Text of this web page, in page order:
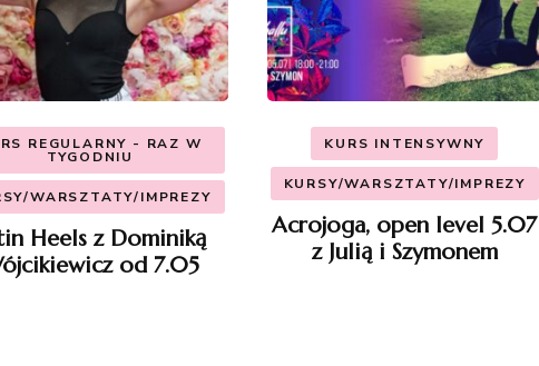
REGULARNY - RAZ W
TYGODNIU
WARSZTATY/IMPREZY
Heels z Dominiką
od 7.05
KURS INTENSYWNY
KURSY/WARSZTATY/IMPREZY
Acrojoga, open level 5.07
z Julią i Szymonem